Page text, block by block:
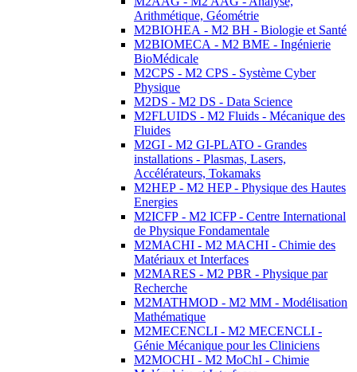
Arithmétique, Géométrie
M2BIOHEA - M2 BH - Biologie et Santé
M2BIOMECA - M2 BME - Ingénierie
BioMédicale
M2CPS - M2 CPS - Système Cyber
Physique
M2DS - M2 DS - Data Science
M2FLUIDS - M2 Fluids - Mécanique des
Fluides
M2GI - M2 GI-PLATO - Grandes
installations - Plasmas, Lasers,
Accélérateurs, Tokamaks
M2HEP - M2 HEP - Physique des Hautes
Energies
M2ICFP - M2 ICFP - Centre International
de Physique Fondamentale
M2MACHI - M2 MACHI - Chimie des
Matériaux et Interfaces
M2MARES - M2 PBR - Physique par
Recherche
M2MATHMOD - M2 MM - Modélisation
Mathématique
M2MECENCLI - M2 MECENCLI -
Génie Mécanique pour les Cliniciens
M2MOCHI - M2 MoChI - Chimie